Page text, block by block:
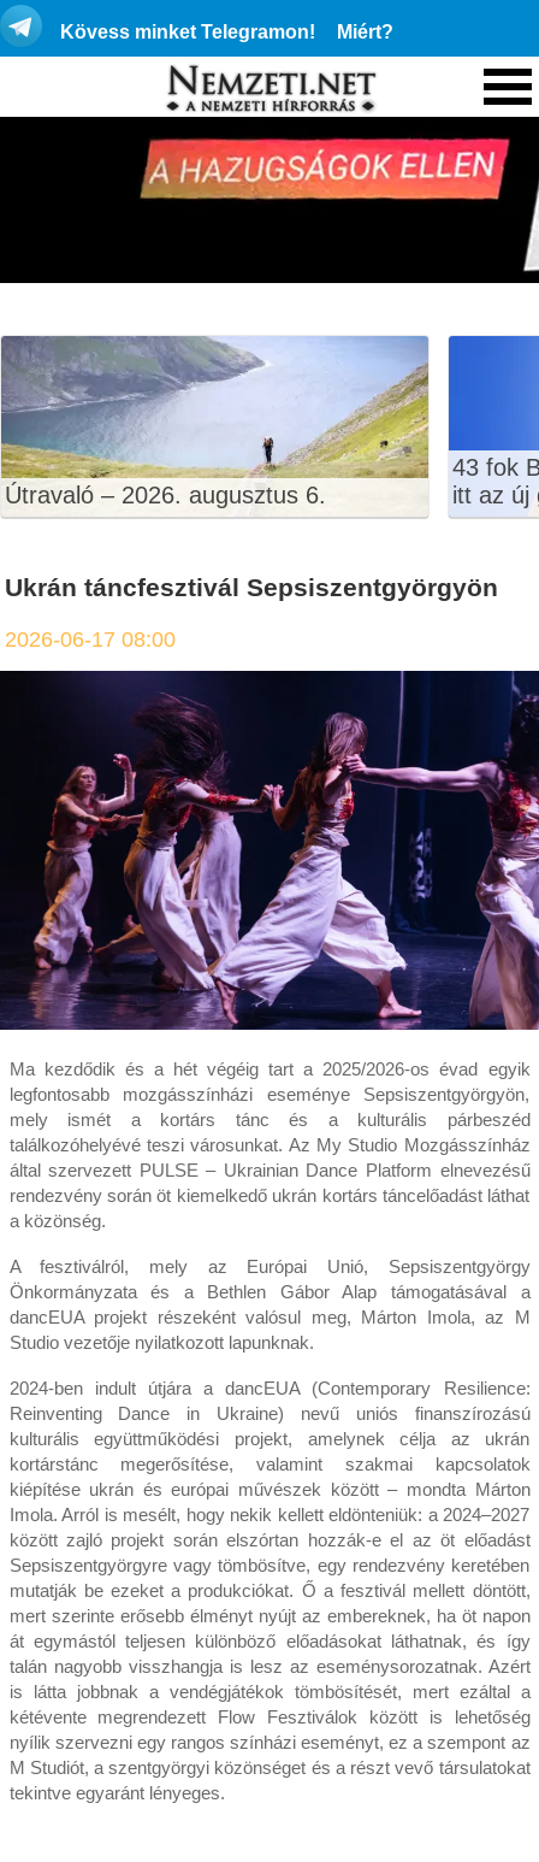
Kövess minket Telegramon! Miért?
Útravaló – 2026. augusztus 6.
43 fok
itt az új
Ukrán táncfesztivál Sepsiszentgyörgyön
2026-06-17 08:00
Ma kezdődik és a hét végéig tart a 2025/2026-os évad egyik
legfontosabb mozgásszínházi eseménye Sepsiszentgyörgyön,
mely ismét a kortárs tánc és a kulturális párbeszéd
találkozóhelyévé teszi városunkat. Az My Studio Mozgásszínház
által szervezett PULSE – Ukrainian Dance Platform elnevezésű
rendezvény során öt kiemelkedő ukrán kortárs táncelőadást láthat
a közönség.
A fesztiválról, mely az Európai Unió, Sepsiszentgyörgy
Önkormányzata és a Bethlen Gábor Alap támogatásával a
dancEUA projekt részeként valósul meg, Márton Imola, az M
Studio vezetője nyilatkozott lapunknak.
2024-ben indult útjára a danc­EUA (Contemporary Resilience:
Reinventing Dance in Ukraine) nevű uniós finanszírozású
kulturális együttműködési projekt, amelynek célja az ukrán
kortárstánc megerősítése, valamint szakmai kapcsolatok
kiépítése ukrán és európai művészek között – mondta Márton
Imola. Arról is mesélt, hogy nekik kellett eldönteniük: a 2024–2027
között zajló projekt során elszórtan hozzák-e el az öt előadást
Sepsiszentgyörgyre vagy tömbösítve, egy rendezvény keretében
mutatják be ezeket a produkciókat. Ő a fesztivál mellett döntött,
mert szerinte erősebb élményt nyújt az embereknek, ha öt napon
át egymástól teljesen különböző előadásokat láthatnak, és így
talán nagyobb visszhangja is lesz az eseménysorozatnak. Azért
is látta jobbnak a vendégjátékok tömbösítését, mert ezáltal a
kétévente megrendezett Flow Fesztiválok között is lehetőség
nyílik szervezni egy rangos színházi eseményt, ez a szempont az
M Studiót, a szentgyörgyi közönséget és a részt vevő társulatokat
tekintve egyaránt lényeges.